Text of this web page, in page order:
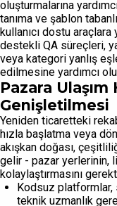
oluşturmalarına
tanıma ve şablon
kullanıcı dostu
destekli QA süreçleri,
veya kategori yanlış
edilmesine yardımcı
Pazara Ulaşım
Genişletilmesi
Yeniden ticaretteki
hızla başlatma veya
akışkan doğası,
gelir - pazar yerlerinin,
kolaylaştırmasını
Kodsuz platformlar,
teknik uzmanlık